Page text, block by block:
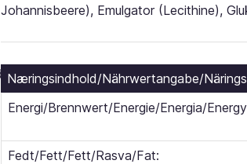
Johannisbeere), Emulgator (Lecithine),
Næringsindhold/Nährwertangabe/
Energi/Brennwert/Energie/Energia/
Fedt/Fett/Fett/Rasva/Fat: